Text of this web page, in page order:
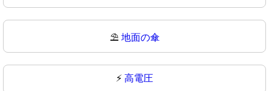
⛱ 地面の傘
⚡ 高電圧